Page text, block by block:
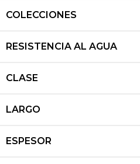
COLECCIONES
RESISTENCIA AL AGUA
CLASE
LARGO
ESPESOR